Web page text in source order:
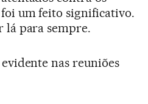
foi um feito significativo.
lá para sempre.
nas reuniões